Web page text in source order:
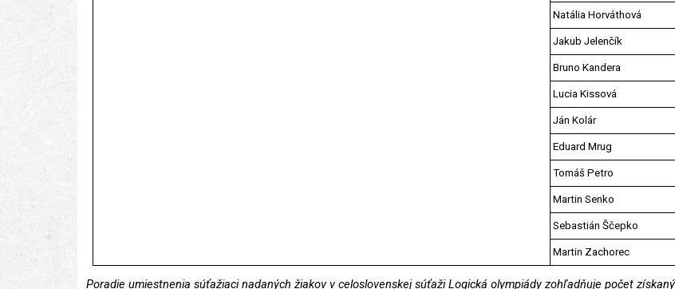
Natália Horváthová
Jakub Jelenčík
Bruno Kandera
Lucia Kissová
Ján Kolár
Eduard Mrug
Tomáš Petro
Martin Senko
Sebastián Ščepko
Martin Zachorec
Poradie umiestnenia súťažiaci nadaných žiakov v celoslovenskej súťaži Logická olympiády zohľadňuje počet